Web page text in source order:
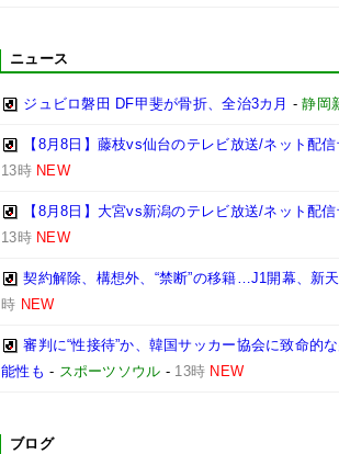
ニュース
ジュビロ磐田 DF甲斐が骨折、全治3カ月 -静岡
【8月8日】藤枝vs仙台のテレビ放送/ネット配
13時 NEW
【8月8日】大宮vs新潟のテレビ放送/ネット配
13時 NEW
契約解除、構想外、“禁断”の移籍…J1開幕、新
時 NEW
審判に“性接待”か、韓国サッカー協会に致命
能性も - スポーツソウル - 13時 NEW
ブログ